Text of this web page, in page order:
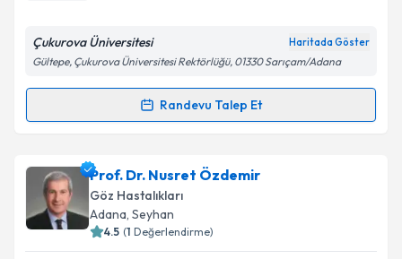
Kişisel verilerimin işlenmesine ilişkin
Metni'ni okudum ve kişisel verilerimin belirtilen
Takvim Talebini Gönder
Çukurova Üniversitesi Haritada Göster
Gültepe, Çukurova Üniversitesi Rektörlüğü, 01330 Sarıçam/Adana
Randevu Talep Et
Randevu Takvimi Talebi
Prof. Dr. Selçuk Sızmaziçin randevu takvimi talebi
oluşturun. Size bu uzmandan randevu almanız için bir
takvim hazırlandığında e-posta ile bilgilendireceğiz.
Prof. Dr. Nusret Özdemir
Göz Hastalıkları
Adana, Seyhan
4.5 (1 Değerlendirme)